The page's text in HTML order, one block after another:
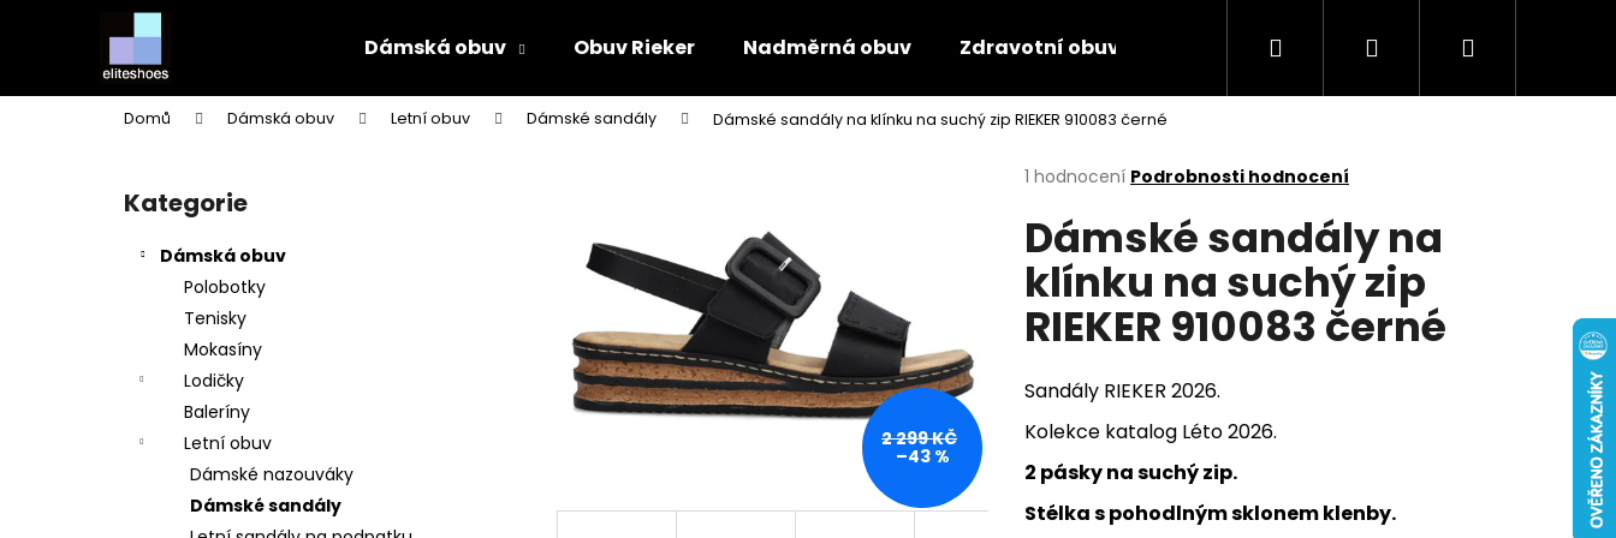
Dámská obuv Obuv Rieker Nadměrná obuv Zdravotní obuv Rieker Výprodej AKCE týdne
Hledat PřihlášeníNákupní
Domů Dámská obuv Letní obuv Dámské sandály Dámské sandály na klínku na suchý zip RIEKER 910083 černé
Přeskočit
kategorie
Kategorie
Dámská obuv
Polobotky
Tenisky
Mokasíny
Lodičky
Baleríny
Letní obuv
Dámské nazouváky
Dámské sandály
Průměrné
produktu
je
5,0
5
hvězdiček.
1 hodnocení Podrobnosti hodnocení
Dámské sandály na
klínku na suchý zip
RIEKER 910083 černé
Sandály RIEKER 2026.
Kolekce katalog Léto 2026.
2 pásky na suchý zip.
Stélka s pohodlným sklonem klenby.
2 299 KČ
–43 %
í
Zpět
do
obchodu
Zpět
do
obchodu
Co potřebujete najít?
Doporučujeme